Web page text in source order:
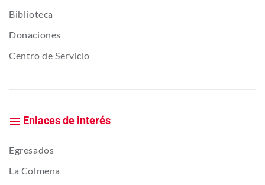
Biblioteca
Donaciones
Centro de Servicio
Enlaces de interés
Egresados
La Colmena